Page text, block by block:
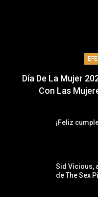
Día De La Mujer
Con Las
¡Feliz
Sid Vicious,
de The Sex